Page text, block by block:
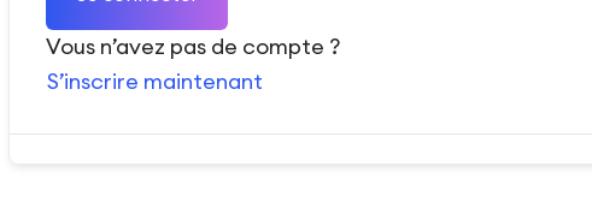
Vous n’avez pas de compte ?
S’inscrire maintenant